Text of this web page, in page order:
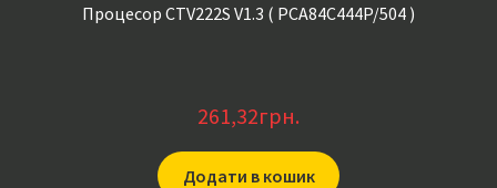
Процесор CTV222S V1.3 ( PCA84C444P/504 )
261,32грн.
Додати в кошик